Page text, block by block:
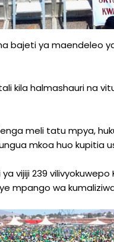
bajeti ya maendeleo
kila halmashauri na
meli tatu mpya,
mkoa huo kupitia
vijiji 239
mpango wa